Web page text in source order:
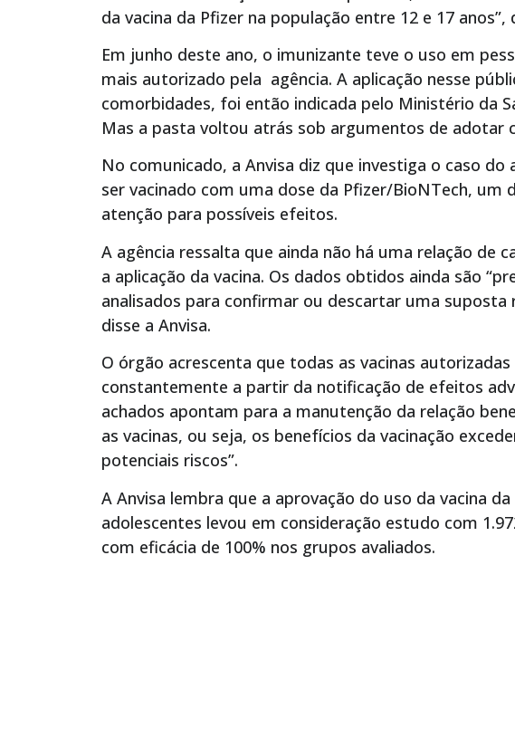
da vacina da Pfizer na população entre 12 e 17 anos”,
Em junho deste ano, o imunizante teve o uso em
mais autorizado pela agência. A aplicação nesse
comorbidades, foi então indicada pelo Ministério da
Mas a pasta voltou atrás sob argumentos de adotar
No comunicado, a Anvisa diz que investiga o caso
ser vacinado com uma dose da Pfizer/BioNTech, um
atenção para possíveis efeitos.
A agência ressalta que ainda não há uma relação de
a aplicação da vacina. Os dados obtidos ainda são
analisados para confirmar ou descartar uma suposta
disse a Anvisa.
O órgão acrescenta que todas as vacinas
constantemente a partir da notificação de efeitos
achados apontam para a manutenção da relação
as vacinas, ou seja, os benefícios da vacinação
potenciais riscos”.
A Anvisa lembra que a aprovação do uso da vacina
adolescentes levou em consideração estudo com
com eficácia de 100% nos grupos avaliados.